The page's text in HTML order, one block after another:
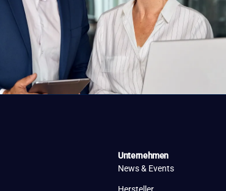
Unternehmen
News & Events